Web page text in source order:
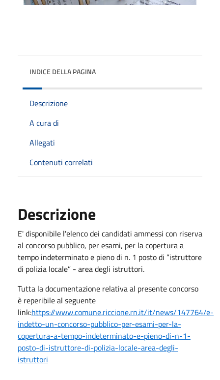
INDICE DELLA PAGINA
Descrizione
A cura di
Allegati
Contenuti correlati
Descrizione
E' disponibile l'elenco dei candidati ammessi con riserva
al concorso pubblico, per esami, per la copertura a
tempo indeterminato e pieno di n. 1 posto di “istruttore
di polizia locale” - area degli istruttori.
Tutta la documentazione relativa al presente concorso
è reperibile al seguente
link:https://www.comune.riccione.rn.it/it/news/147764/e-
indetto-un-concorso-pubblico-per-esami-per-la-
copertura-a-tempo-indeterminato-e-pieno-di-n-1-
posto-di-istruttore-di-polizia-locale-area-degli-
istruttori